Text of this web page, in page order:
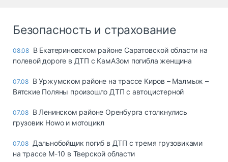
Безопасность и страхование
08:08 В Екатериновском районе Саратовской области на
полевой дороге в ДТП с КамАЗом погибла женщина
07.08 В Уржумском районе на трассе Киров – Малмыж –
Вятские Поляны произошло ДТП с автоцистерной
07.08 В Ленинском районе Оренбурга столкнулись
грузовик Howo и мотоцикл
07.08 Дальнобойщик погиб в ДТП с тремя грузовиками
на трассе М-10 в Тверской области